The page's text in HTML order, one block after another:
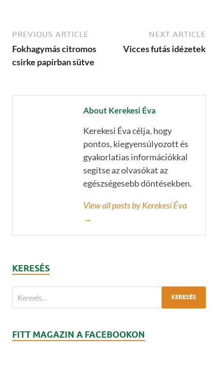
PREVIOUS ARTICLE
Fokhagymás citromos
csirke papírban sütve
NEXT ARTICLE
Vicces futás idézetek
About Kerekesi Éva
Kerekesi Éva célja, hogy
pontos, kiegyensúlyozott és
gyakorlatias információkkal
segítse az olvasókat az
egészségesebb döntésekben.
View all posts by Kerekesi Éva
→
KERESÉS
FITT MAGAZIN A FACEBOOKON